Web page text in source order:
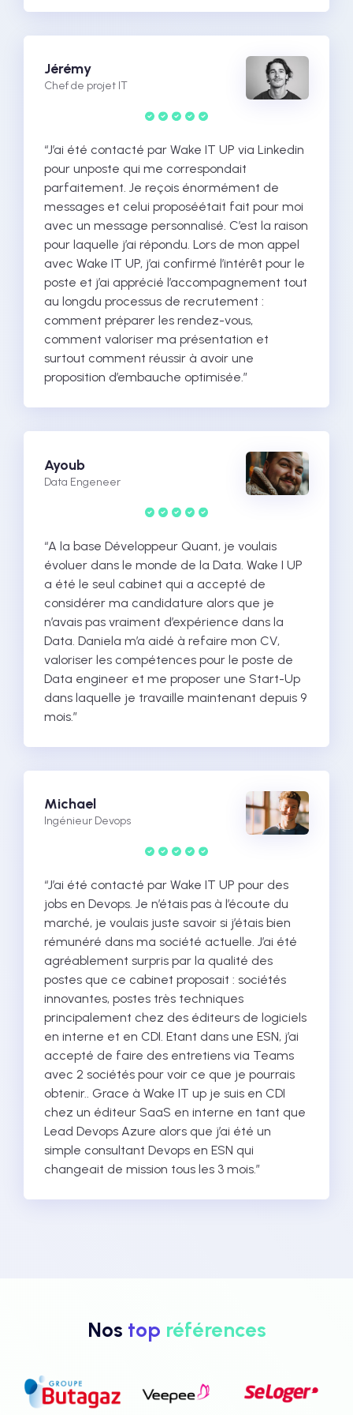
Jérémy
Chef de projet IT
“J’ai été contacté par Wake IT UP via Linkedin
pour unposte qui me correspondait
parfaitement. Je reçois énormément de
messages et celui proposéétait fait pour moi
avec un message personnalisé. C’est la raison
pour laquelle j’ai répondu. Lors de mon appel
avec Wake IT UP, j’ai confirmé l’intérêt pour le
poste et j’ai apprécié l’accompagnement tout
au longdu processus de recrutement :
comment préparer les rendez-vous,
comment valoriser ma présentation et
surtout comment réussir à avoir une
proposition d’embauche optimisée.”
Ayoub
Data Engeneer
“A la base Développeur Quant, je voulais
évoluer dans le monde de la Data. Wake I UP
a été le seul cabinet qui a accepté de
considérer ma candidature alors que je
n’avais pas vraiment d’expérience dans la
Data. Daniela m’a aidé à refaire mon CV,
valoriser les compétences pour le poste de
Data engineer et me proposer une Start-Up
dans laquelle je travaille maintenant depuis 9
mois.”
Michael
Ingénieur Devops
“J’ai été contacté par Wake IT UP pour des
jobs en Devops. Je n’étais pas à l’écoute du
marché, je voulais juste savoir si j’étais bien
rémunéré dans ma société actuelle. J’ai été
agréablement surpris par la qualité des
postes que ce cabinet proposait : sociétés
innovantes, postes très techniques
principalement chez des éditeurs de logiciels
en interne et en CDI. Etant dans une ESN, j’ai
accepté de faire des entretiens via Teams
avec 2 sociétés pour voir ce que je pourrais
obtenir.. Grace à Wake IT up je suis en CDI
chez un éditeur SaaS en interne en tant que
Lead Devops Azure alors que j’ai été un
simple consultant Devops en ESN qui
changeait de mission tous les 3 mois.”
Nos top références